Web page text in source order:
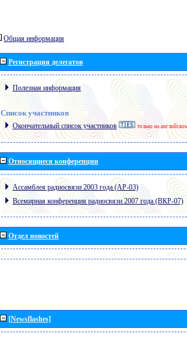
Общая информация
Регистрация делегатов
Полезная информация
Список участников
Окончательный список участников только на
Относящиеся конференции
Ассамблея радиосвязи 2003 года (АР-03)
Всемирная конференция радиосвязи 2007 года (ВКР-07)
Отдел новостей
[Newsflashes]